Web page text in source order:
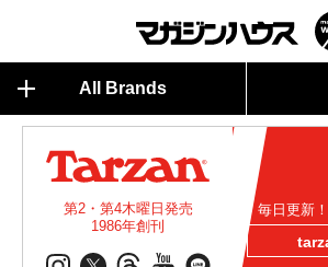
All Brands
第2・第4木曜日発売
1986年創刊
毎日更新